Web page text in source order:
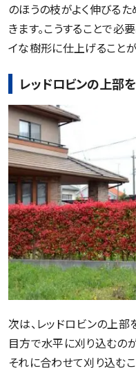
のほうの枝がよく伸びる
きます。こうすることで必
イな樹形に仕上げることが
レッドロビンの上部
次は、レッドロビンの上部
目方で水平に刈り込むの
それに合わせて刈り込む